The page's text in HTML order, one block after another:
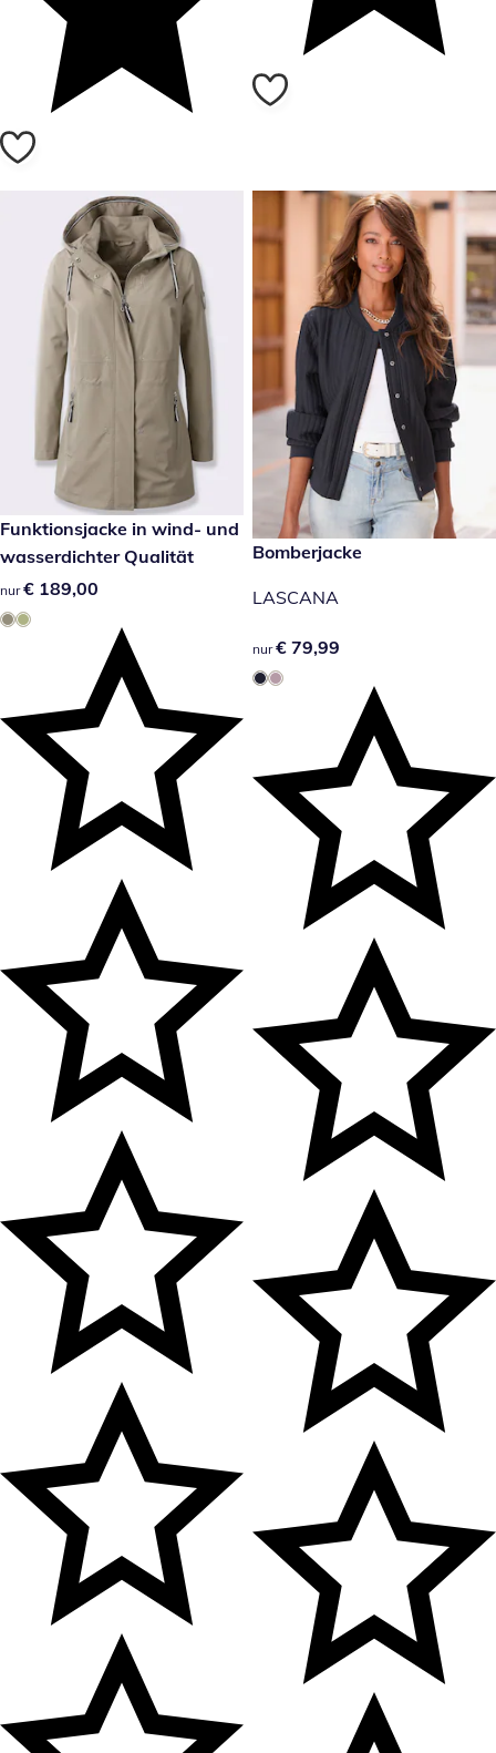
€ 189,00
Funktionsjacke in wind- und
wasserdichter Qualität
€ 189,00
nur € 189,00
€ 79,99
Bomberjacke
LASCANA
€ 79,99
nur € 79,99